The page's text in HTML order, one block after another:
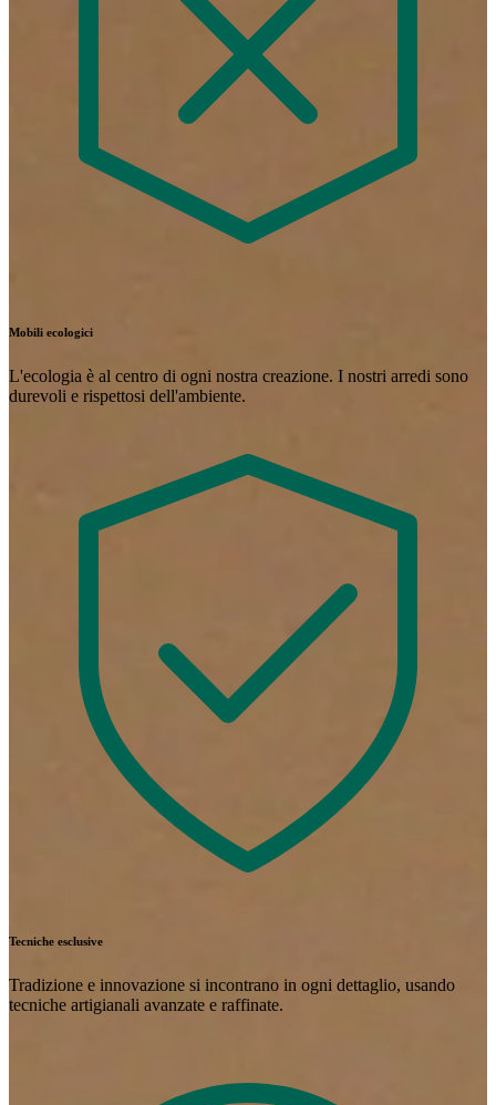
Mobili ecologici
L'ecologia è al centro di ogni nostra creazione. I nostri arredi sono
durevoli e rispettosi dell'ambiente.
Tecniche esclusive
Tradizione e innovazione si incontrano in ogni dettaglio, usando
tecniche artigianali avanzate e raffinate.